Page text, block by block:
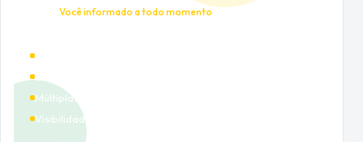
Você informado a todo momento
Múltiplas categorias
Visibilidade premium